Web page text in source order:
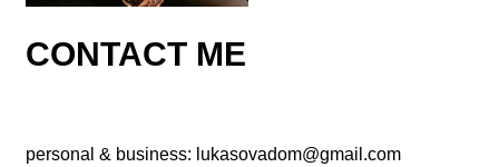
CONTACT ME
personal & business: lukasovadom@gmail.com